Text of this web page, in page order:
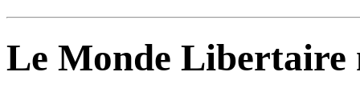
Le Monde Libertaire